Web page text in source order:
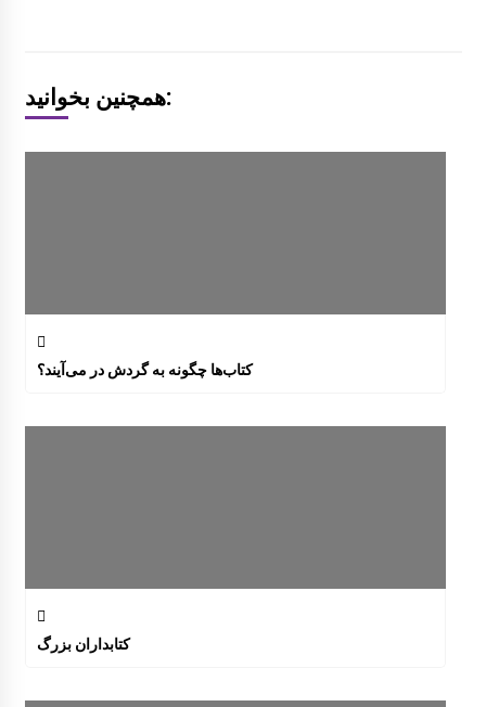
همچنین بخوانید:
کتاب‌ها چگونه به گردش در می‌آیند؟
کتابداران بزرگ